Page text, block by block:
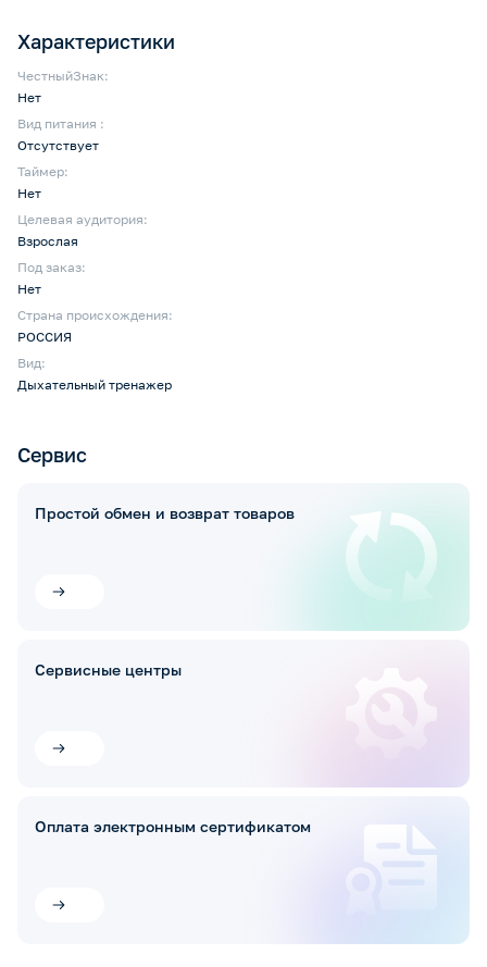
Характеристики
ЧестныйЗнак:
Нет
Вид питания :
Отсутствует
Таймер:
Нет
Целевая аудитория:
Взрослая
Под заказ:
Нет
Страна происхождения:
РОССИЯ
Вид:
Дыхательный тренажер
Сервис
Простой обмен и возврат товаров
Сервисные центры
Оплата электронным сертификатом